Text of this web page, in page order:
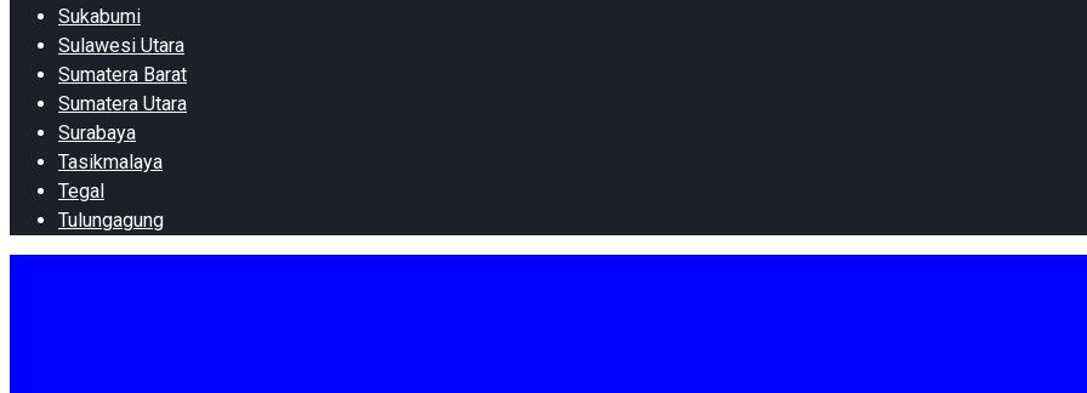
Sukabumi
Sulawesi Utara
Sumatera Barat
Sumatera Utara
Surabaya
Tasikmalaya
Tegal
Tulungagung